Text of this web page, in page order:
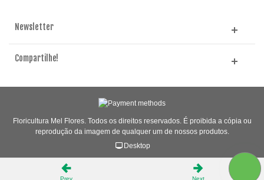
Newsletter
Compartilhe!
Floricultura Mel Flores. Todos os direitos reservados. É proibida a cópia ou
reprodução da imagem de qualquer um de nossos produtos.
Desktop
Prev Next